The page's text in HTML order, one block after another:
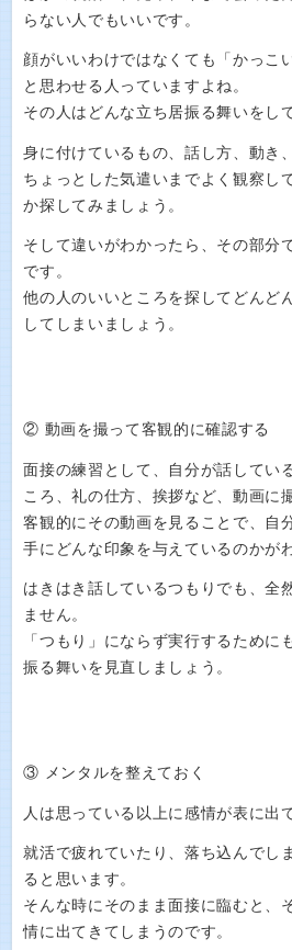
らない人でもいいです。
顔がいいわけではなくても「かっこ
と思わせる人っていますよね。
その人はどんな立ち居振る舞いをし
身に付けているもの、話し方、動き
ちょっとした気遣いまでよく観察し
か探してみましょう。
そして違いがわかったら、その部分
です。
他の人のいいところを探してどんど
してしまいましょう。
② 動画を撮って客観的に確認する
面接の練習として、自分が話してい
ころ、礼の仕方、挨拶など、動画に
客観的にその動画を見ることで、自
手にどんな印象を与えているのかが
はきはき話しているつもりでも、全
ません。
「つもり」にならず実行するために
振る舞いを見直しましょう。
③ メンタルを整えておく
人は思っている以上に感情が表に出
就活で疲れていたり、落ち込んでし
ると思います。
そんな時にそのまま面接に臨むと、
情に出てきてしまうのです。